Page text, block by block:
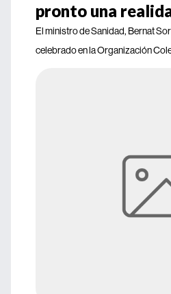
pronto una
El ministro de Sanidad, Bernat
celebrado en la Organización